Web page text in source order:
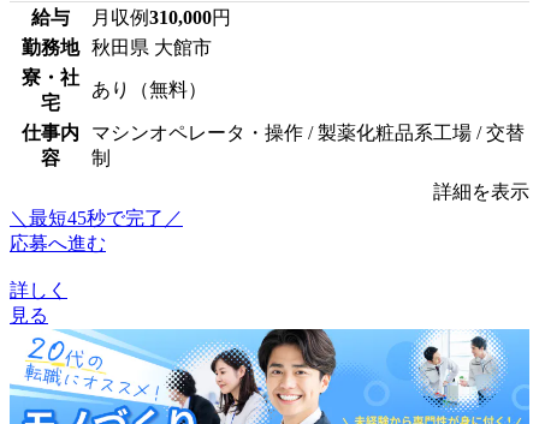
給与 月収例310,000円
勤務地
秋田県 大館市
寮・社
宅
あり（無料）
仕事内
容
マシンオペレータ・操作 / 製薬化粧品系工場 / 交替
制
詳細を表示
＼最短45秒で完了／
応募へ進む
詳しく
見る